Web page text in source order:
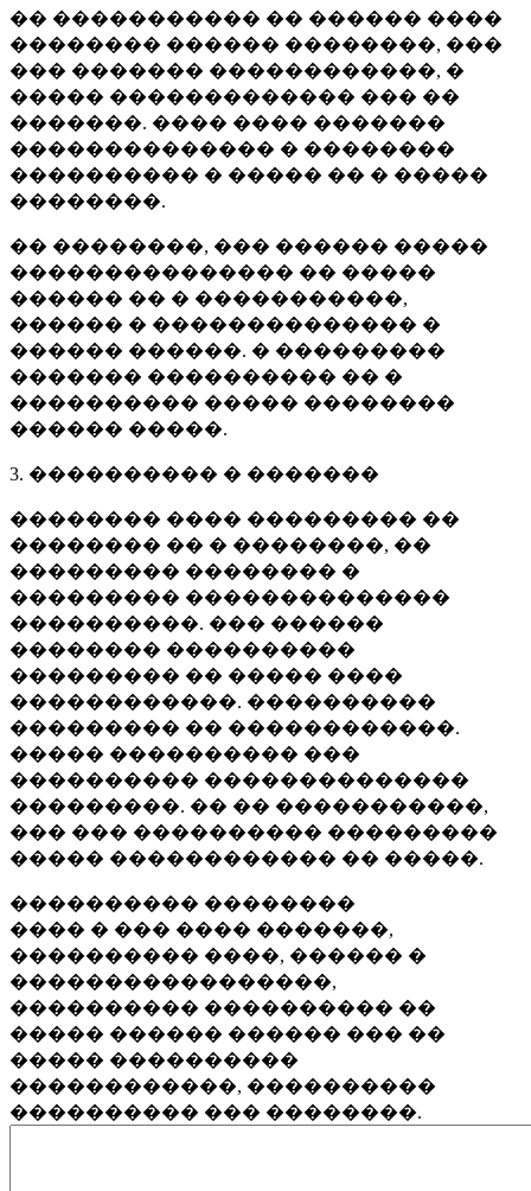
�� ����������� �� ������ ����
�������� ������ ��������, ���
��� ������� ������������, �
����� ������������� ��� ��
�������. ���� ���� �������
�������������� � ��������
���������� � ����� �� � �����
��������.
�� ��������, ��� ������ �����
��������������� �� �����
������ �� � �����������,
������ � �������������� �
������ ������. � ���������
������� ���������� �� �
���������� ����� ��������
������ �����.
3. ���������� � �������
�������� ���� ��������� ��
�������� �� � ��������, ��
��������� �������� �
��������� ��������������
����������. ��� ������
�������� ����������
��������� �� ����� ����
������������. ����������
��������� �� ������������.
����� ���������� ���
���������� ��������������
���������. �� �� �����������,
��� ��� ���������� ���������
����� ������������ �� �����.
���������� ��������
���� � ��� ���� �������,
���������� ����, ������ �
�����������������,
���������� ���������� ��
����� ������ ������ ��� ��
����� ����������
������������, ����������
���������� ��� ��������.